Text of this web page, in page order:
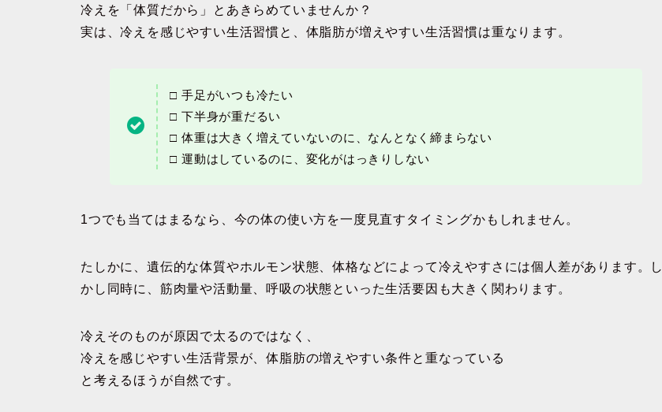
冷えを「体質だから」とあきらめていませんか？
実は、冷えを感じやすい生活習慣と、体脂肪が増えやすい生活習慣は重なります。
□ 手足がいつも冷たい
□ 下半身が重だるい
□ 体重は大きく増えていないのに、なんとなく締まらない
□ 運動はしているのに、変化がはっきりしない
1つでも当てはまるなら、今の体の使い方を一度見直すタイミングかもしれません。
たしかに、遺伝的な体質やホルモン状態、体格などによって冷えやすさには個人差があります。し
かし同時に、筋肉量や活動量、呼吸の状態といった生活要因も大きく関わります。
冷えそのものが原因で太るのではなく、
冷えを感じやすい生活背景が、体脂肪の増えやすい条件と重なっている
と考えるほうが自然です。